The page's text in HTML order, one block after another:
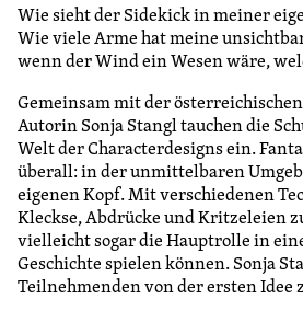
Wie sieht der Sidekick in meiner
Wie viele Arme hat meine
wenn der Wind ein Wesen wäre,
Gemeinsam mit der
Autorin Sonja Stangl tauchen die
Welt der Characterdesigns ein.
überall: in der unmittelbaren
eigenen Kopf. Mit verschiedenen
Kleckse, Abdrücke und Kritzeleien
vielleicht sogar die Hauptrolle in
Geschichte spielen können. Sonja
Teilnehmenden von der ersten Idee